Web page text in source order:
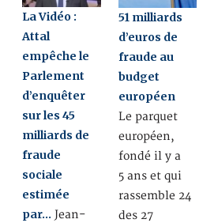
La Vidéo :
Attal
empêche le
Parlement
d’enquêter
sur les 45
milliards de
fraude
sociale
estimée
par… Jean-
51 milliards
d’euros de
fraude au
budget
européen
Le parquet
européen,
fondé il y a
5 ans et qui
rassemble 24
des 27